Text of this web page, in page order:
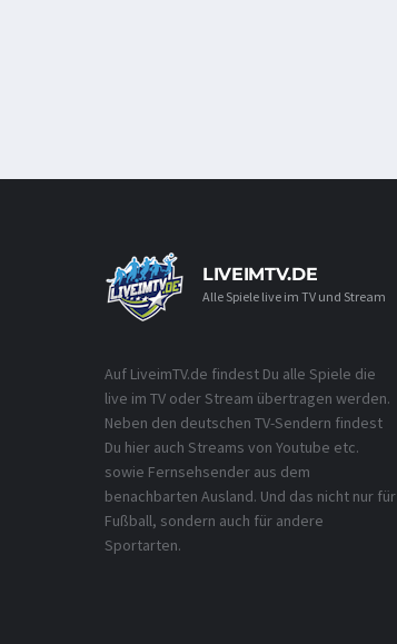
LIVEIMTV.DE
Alle Spiele live im TV und Stream
Auf LiveimTV.de findest Du alle Spiele die
live im TV oder Stream übertragen werden.
Neben den deutschen TV-Sendern findest
Du hier auch Streams von Youtube etc.
sowie Fernsehsender aus dem
benachbarten Ausland. Und das nicht nur für
Fußball, sondern auch für andere
Sportarten.